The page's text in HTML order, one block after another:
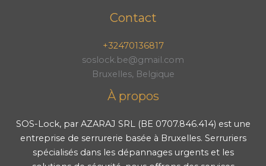
Contact
+32470136817
soslock.be@gmail.com
Bruxelles, Belgique
À propos
SOS-Lock, par AZARAJ SRL (BE 0707.846.414) est une
entreprise de serrurerie basée à Bruxelles. Serruriers
spécialisés dans les dépannages urgents et les